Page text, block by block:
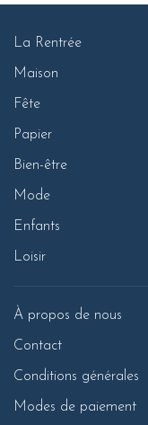
La Rentrée
Maison
Fête
Papier
Bien-être
Mode
Enfants
Loisir
À propos de nous
Contact
Conditions générales
Modes de paiement